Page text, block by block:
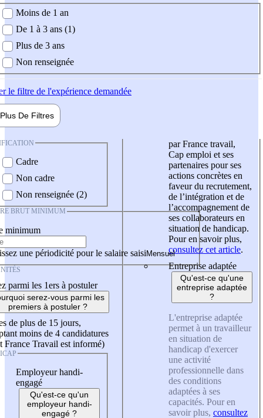
demandée
Moins de 1 an
De 1 à 3 ans (1)
Plus de 3 ans
Non renseignée
le filtre de l'expérience demandée
Plus De Filtres
Cadre
Non cadre
Non renseignée (2)
BRUT MINIMUM
minimum
une périodicité pour le salaire saisi
parmi les 1ers à postuler
serez-vous parmi les
premiers à postuler ?
de plus de 15 jours,
moins de 4 candidatures
France Travail est informé)
Employeur handi-
engagé
Qu'est-ce qu'un
employeur handi-
engagé ?
par France travail,
Cap emploi et ses
partenaires pour ses
actions concrètes en
faveur du recrutement,
de l’intégration et de
l’accompagnement de
ses collaborateurs en
situation de handicap.
Pour en savoir plus,
consultez cet article.
Entreprise adaptée
Qu'est-ce qu'une
entreprise adaptée
?
L'entreprise adaptée
permet à un travailleur
en situation de
handicap d'exercer
une activité
professionnelle dans
des conditions
adaptées à ses
capacités. Pour en
savoir plus, consultez